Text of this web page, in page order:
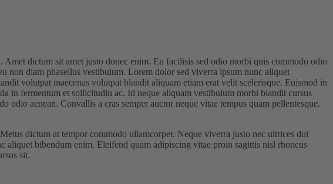
dictum sit amet justo donec enim. Eu facilisis sed odio morbi quis commodo odio
non diam phasellus vestibulum. Lorem dolor sed viverra ipsum nunc aliquet
volutpat maecenas volutpat blandit aliquam etiam erat velit scelerisque. Euismod in
in fermentum et sollicitudin ac. Id neque aliquam vestibulum morbi blandit cursus
aenean. Convallis a cras semper auctor neque vitae tempus quam pellentesque.
dictum at tempor commodo ullamcorper. Neque viverra justo nec ultrices dui
aliquet bibendum enim. Eleifend quam adipiscing vitae proin sagittis nisl rhoncus
sit.